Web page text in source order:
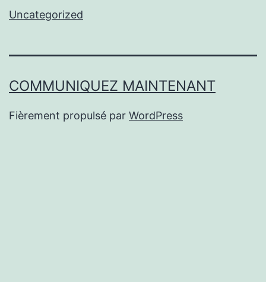
Uncategorized
COMMUNIQUEZ MAINTENANT
Fièrement propulsé par WordPress